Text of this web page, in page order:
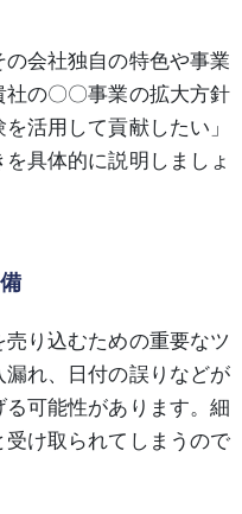
会社独自の特色や事業
の〇〇事業の拡大方針
活用して貢献したい」
具体的に説明しましょ
り込むための重要なツ
れ、日付の誤りなどが
可能性があります。細
け取られてしまうので